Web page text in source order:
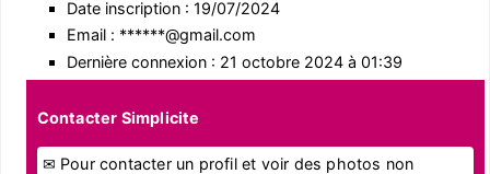
Date inscription : 19/07/2024
Email : ******@gmail.com
Dernière connexion : 21 octobre 2024 à 01:39
Contacter Simplicite
✉ Pour contacter un profil et voir des photos non